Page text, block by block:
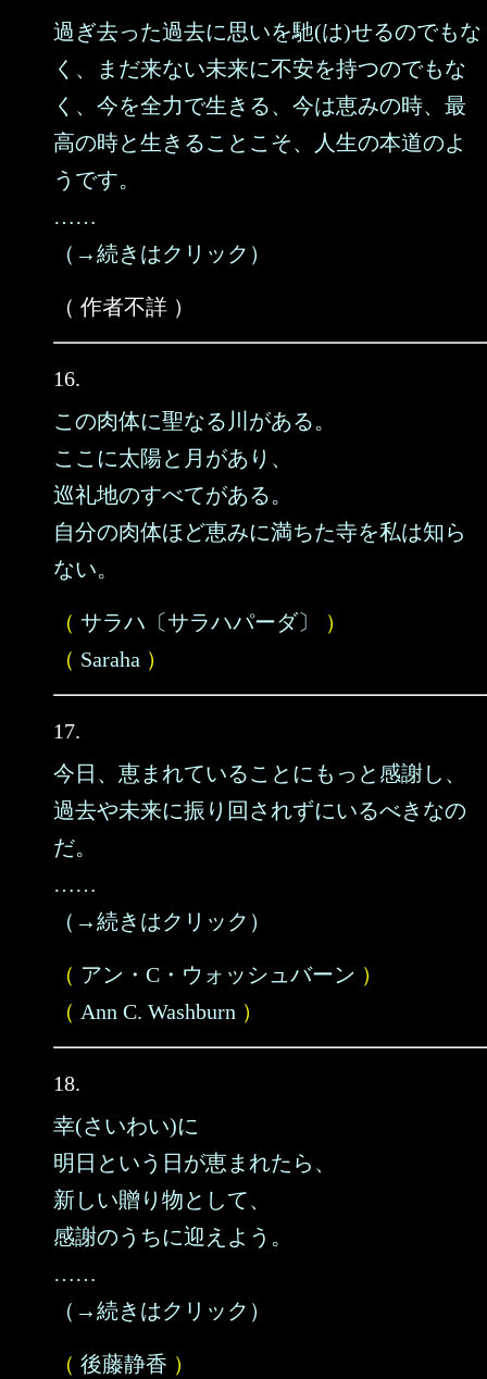
過ぎ去った過去に思いを馳(は)せるのでもな
く、まだ来ない未来に不安を持つのでもな
く、今を全力で生きる、今は恵みの時、最
高の時と生きることこそ、人生の本道のよ
うです。
……
（→続きはクリック）
（ 作者不詳 ）
16.
この肉体に聖なる川がある。
ここに太陽と月があり、
巡礼地のすべてがある。
自分の肉体ほど恵みに満ちた寺を私は知ら
ない。
（ サラハ〔サラハパーダ〕
）
（ Saraha ）
17.
今日、恵まれていることにもっと感謝し、
過去や未来に振り回されずにいるべきなの
だ。
……
（→続きはクリック）
（ アン・C・ウォッシュバーン ）
（ Ann C. Washburn ）
18.
幸(さいわい)に
明日という日が恵まれたら、
新しい贈り物として、
感謝のうちに迎えよう。
……
（→続きはクリック）
（ 後藤静香 ）